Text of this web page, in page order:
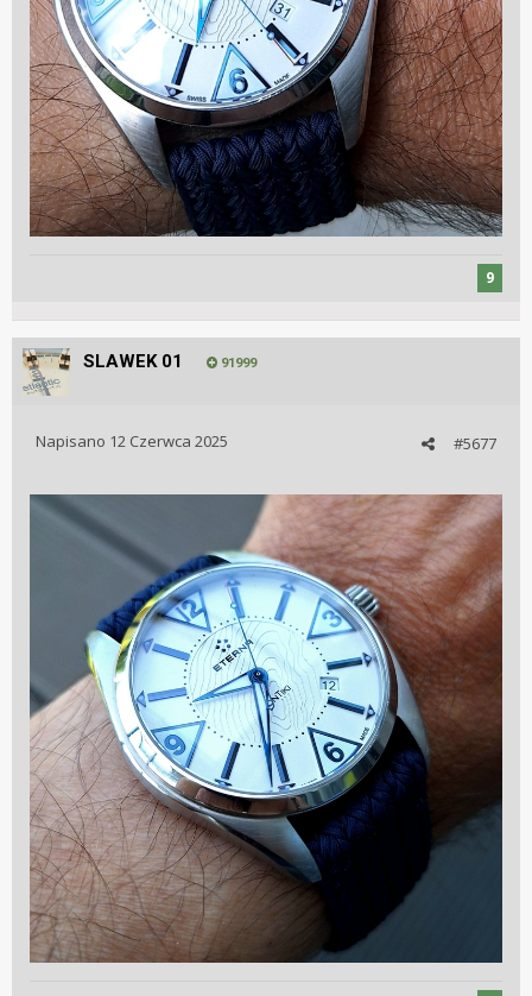
9
SLAWEK 01 91999
#5677
Napisano 12 Czerwca 2025